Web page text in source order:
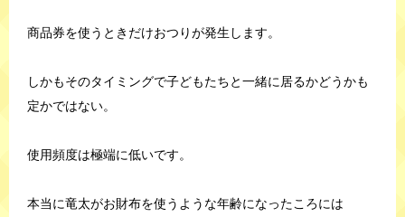
商品券を使うときだけおつりが発生します。
しかもそのタイミングで子どもたちと一緒に居るかどうかも
定かではない。
使用頻度は極端に低いです。
本当に竜太がお財布を使うような年齢になったころには